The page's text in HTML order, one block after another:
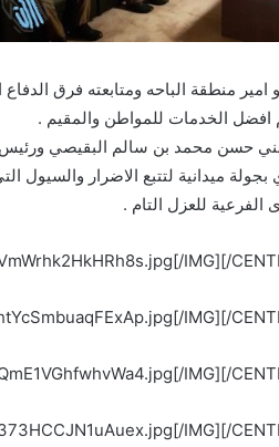
منطقة الباحه ومتابعته فرق
افضل الخدمات للمواطن والمقيم .
حسن محمد بن سالم البقيصي
بجولة ميدانية لتتبع الاضرار
للعزل التام .